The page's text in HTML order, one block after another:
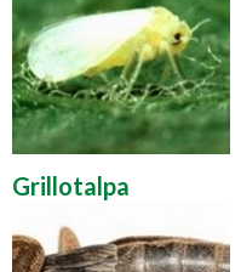
Grillotalpa